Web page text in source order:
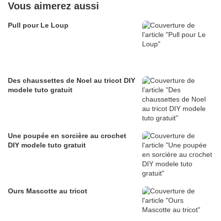
Vous aimerez aussi
Pull pour Le Loup
Des chaussettes de Noel au tricot DIY
modele tuto gratuit
Une poupée en sorcière au crochet
DIY modele tuto gratuit
Ours Mascotte au tricot